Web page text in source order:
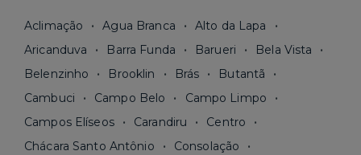
Aclimação Agua Branca
Alto da Lapa
Aricanduva
Barra Funda Barueri
Bela Vista
Belenzinho
Brooklin Brás
Butantã
Cambuci
Campo Belo
Campo Limpo
Campos Elíseos
Carandiru
Centro
Chácara Santo Antônio
Consolação